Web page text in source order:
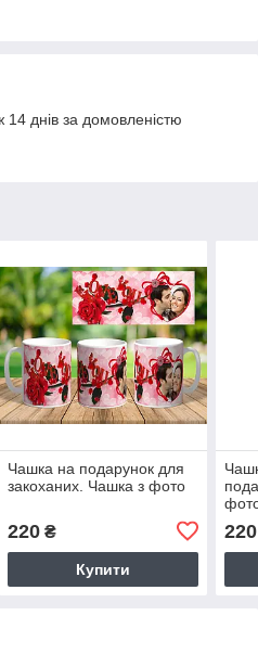
днів за домовленістю
Чашка на подарунок для
закоханих. Чашка з фото
220₴
Купити
220